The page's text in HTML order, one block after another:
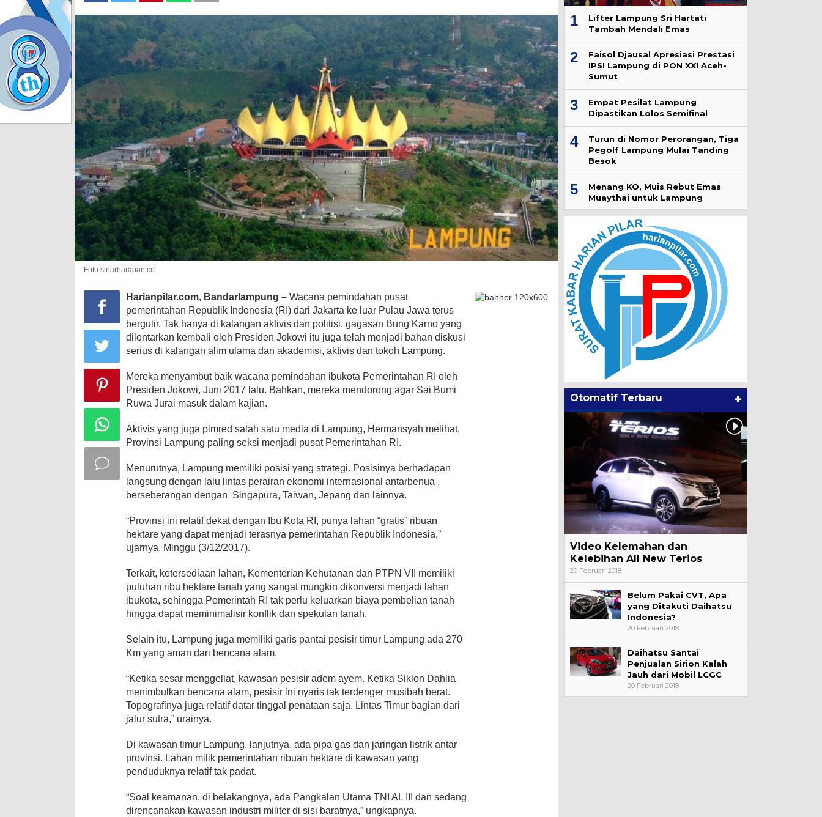
Foto sinarharapan.co
Harianpilar.com, Bandarlampung – Wacana pemindahan pusat
pemerintahan Republik Indonesia (RI) dari Jakarta ke luar Pulau Jawa terus
bergulir. Tak hanya di kalangan aktivis dan politisi, gagasan Bung Karno yang
dilontarkan kembali oleh Presiden Jokowi itu juga telah menjadi bahan diskusi
serius di kalangan alim ulama dan akademisi, aktivis dan tokoh Lampung.
Mereka menyambut baik wacana pemindahan ibukota Pemerintahan RI oleh
Presiden Jokowi, Juni 2017 lalu. Bahkan, mereka mendorong agar Sai Bumi
Ruwa Jurai masuk dalam kajian.
Aktivis yang juga pimred salah satu media di Lampung, Hermansyah melihat,
Provinsi Lampung paling seksi menjadi pusat Pemerintahan RI.
Menurutnya, Lampung memiliki posisi yang strategi. Posisinya berhadapan
langsung dengan lalu lintas perairan ekonomi internasional antarbenua ,
berseberangan dengan Singapura, Taiwan, Jepang dan lainnya.
“Provinsi ini relatif dekat dengan Ibu Kota RI, punya lahan “gratis” ribuan
hektare yang dapat menjadi terasnya pemerintahan Republik Indonesia,”
ujarnya, Minggu (3/12/2017).
Terkait, ketersediaan lahan, Kementerian Kehutanan dan PTPN VII memiliki
puluhan ribu hektare tanah yang sangat mungkin dikonversi menjadi lahan
ibukota, sehingga Pemerintah RI tak perlu keluarkan biaya pembelian tanah
hingga dapat meminimalisir konflik dan spekulan tanah.
Selain itu, Lampung juga memiliki garis pantai pesisir timur Lampung ada 270
Km yang aman dari bencana alam.
“Ketika sesar menggeliat, kawasan pesisir adem ayem. Ketika Siklon Dahlia
menimbulkan bencana alam, pesisir ini nyaris tak terdenger musibah berat.
Topografinya juga relatif datar tinggal penataan saja. Lintas Timur bagian dari
jalur sutra,” urainya.
Di kawasan timur Lampung, lanjutnya, ada pipa gas dan jaringan listrik antar
provinsi. Lahan milik pemerintahan ribuan hektare di kawasan yang
penduduknya relatif tak padat.
“Soal keamanan, di belakangnya, ada Pangkalan Utama TNI AL III dan sedang
direncanakan kawasan industri militer di sisi baratnya,” ungkapnya.
1
Lifter Lampung Sri Hartati
Tambah Mendali Emas
2
Faisol Djausal Apresiasi Prestasi
IPSI Lampung di PON XXI Aceh-
Sumut
3
Empat Pesilat Lampung
Dipastikan Lolos Semifinal
4
Turun di Nomor Perorangan, Tiga
Pegolf Lampung Mulai Tanding
Besok
5
Menang KO, Muis Rebut Emas
Muaythai untuk Lampung
Otomatif Terbaru +
Video Kelemahan dan
Kelebihan All New Terios
20 Februari 2018
Belum Pakai CVT, Apa
yang Ditakuti Daihatsu
Indonesia?
20 Februari 2018
Daihatsu Santai
Penjualan Sirion Kalah
Jauh dari Mobil LCGC
20 Februari 2018